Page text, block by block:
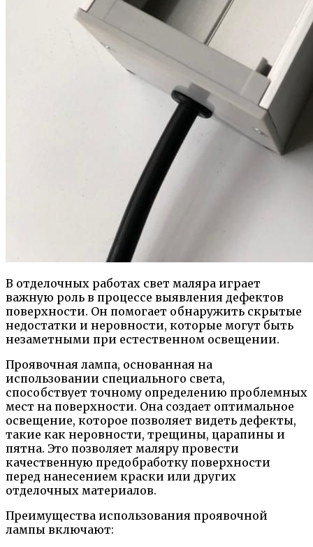
В отделочных работах свет маляра играет
важную роль в процессе выявления дефектов
поверхности. Он помогает обнаружить скрытые
недостатки и неровности, которые могут быть
незаметными при естественном освещении.
Проявочная лампа, основанная на
использовании специального света,
способствует точному определению проблемных
мест на поверхности. Она создает оптимальное
освещение, которое позволяет видеть дефекты,
такие как неровности, трещины, царапины и
пятна. Это позволяет маляру провести
качественную предобработку поверхности
перед нанесением краски или других
отделочных материалов.
Преимущества использования проявочной
лампы включают: